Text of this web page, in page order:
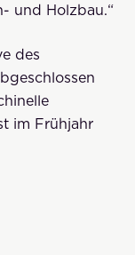
und Holzbau.“
des
im Frühjahr